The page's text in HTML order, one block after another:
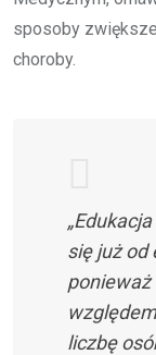
sposoby
choroby.
się już od
ponieważ
liczbę